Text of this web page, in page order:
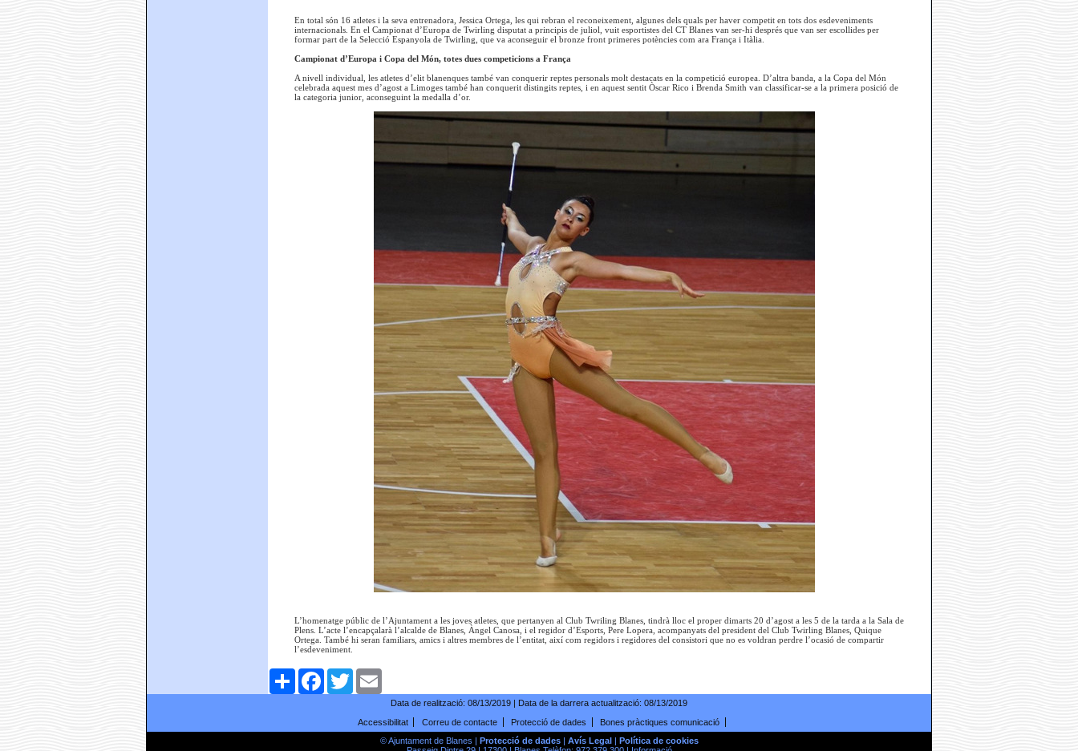
En total són 16 atletes i la seva entrenadora, Jessica Ortega, les qui rebran el reconeixement, algunes dels quals per haver competit en tots dos esdeveniments
internacionals. En el Campionat d’Europa de Twirling disputat a principis de juliol, vuit esportistes del CT Blanes van ser-hi després que van ser escollides per
formar part de la Selecció Espanyola de Twirling, que va aconseguir el bronze front primeres potències com ara França i Itàlia.
Campionat d’Europa i Copa del Món, totes dues competicions a França
A nivell individual, les atletes d’elit blanenques també van conquerir reptes personals molt destacats en la competició europea. D’altra banda, a la Copa del Món
celebrada aquest mes d’agost a Limoges també han conquerit distingits reptes, i en aquest sentit Òscar Rico i Brenda Smith van classificar-se a la primera posició de
la categoria junior, aconseguint la medalla d’or.
L’homenatge públic de l’Ajuntament a les joves atletes, que pertanyen al Club Twriling Blanes, tindrà lloc el proper dimarts 20 d’agost a les 5 de la tarda a la Sala de
Plens. L’acte l’encapçalarà l’alcalde de Blanes, Àngel Canosa, i el regidor d’Esports, Pere Lopera, acompanyats del president del Club Twirling Blanes, Quique
Ortega. També hi seran familiars, amics i altres membres de l’entitat, així com regidors i regidores del consistori que no es voldran perdre l’ocasió de compartir
l’esdeveniment.
ComparteixFacebookTwitter
Data de realització: 08/13/2019 | Data de la darrera actualització: 08/13/2019
Accessibilitat
Correu de contacte Protecció de dades
Bones pràctiques comunicació
© Ajuntament de Blanes | Protecció de dades| Avís Legal| Política de cookies